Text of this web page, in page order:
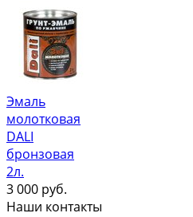
Эмаль
молотковая
DALI
бронзовая
2л.
3 000 руб.
Наши контакты